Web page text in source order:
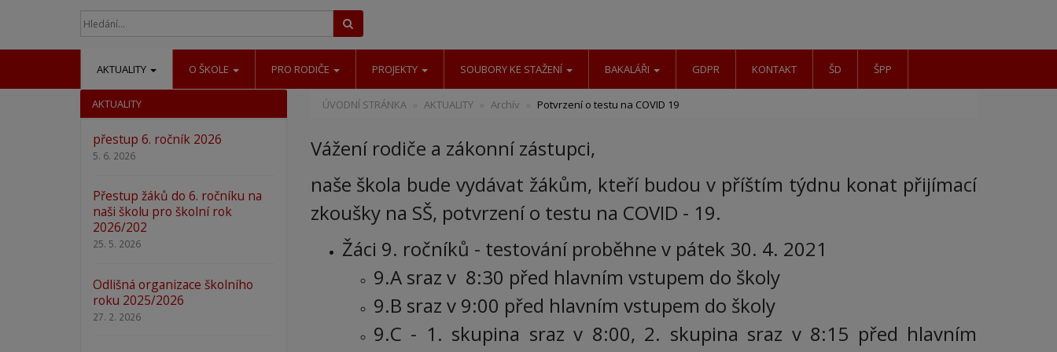
AKTUALITY O ŠKOLE PRO RODIČE PROJEKTY SOUBORY KE STAŽENÍ BAKALÁŘI GDPR KONTAKT ŠD ŠPP
ÚVODNÍ STRÁNKA AKTUALITY Archív Potvrzení o testu na COVID 19
Vážení rodiče a zákonní zástupci,
naše škola bude vydávat žákům, kteří budou v příštím týdnu konat přijímací
zkoušky na SŠ, potvrzení o testu na COVID - 19.
Žáci 9. ročníků - testování proběhne v pátek 30. 4. 2021
9.A sraz v 8:30 před hlavním vstupem do školy
9.B sraz v 9:00 před hlavním vstupem do školy
9.C - 1. skupina sraz v 8:00, 2. skupina sraz v 8:15 před hlavním
AKTUALITY
přestup 6. ročník 2026
5. 6. 2026
Přestup žáků do 6. ročníku na
naši školu pro školní rok
2026/202
25. 5. 2026
Odlišná organizace školního
roku 2025/2026
27. 2. 2026